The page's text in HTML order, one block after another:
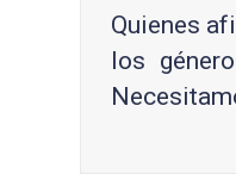
Quienes
los